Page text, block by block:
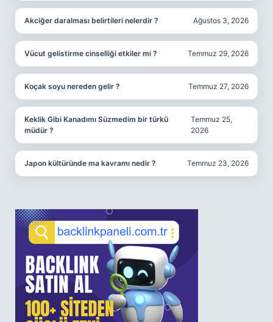
Akciğer daralması belirtileri nelerdir ? Ağustos 3, 2026
Vücut gelistirme cinselliği etkiler mi ? Temmuz 29, 2026
Koçak soyu nereden gelir ? Temmuz 27, 2026
Keklik Gibi Kanadımı Süzmedim bir türkü
müdür ?
Temmuz 25,
2026
Japon kültüründe ma kavramı nedir ? Temmuz 23, 2026